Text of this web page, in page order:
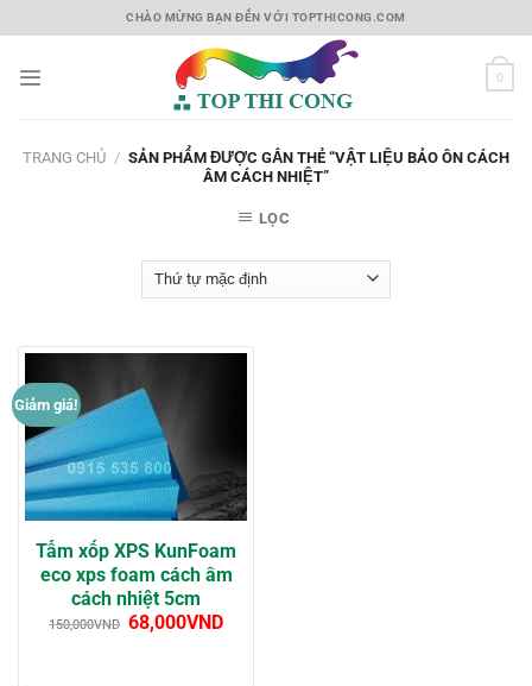
to
CHÀO MỪNG BẠN ĐẾN VỚI TOPTHICONG.COM
0
TRANG CHỦ / SẢN PHẨM ĐƯỢC GẮN THẺ “VẬT LIỆU BẢO ÔN CÁCH
ÂM CÁCH NHIỆT”
LỌC
Giảm giá!
Tấm xốp XPS KunFoam
eco xps foam cách âm
cách nhiệt 5cm
150,000VND 68,000VND